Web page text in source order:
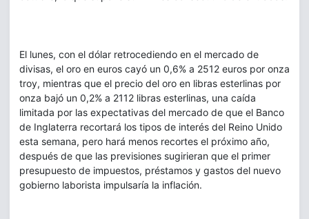
El lunes, con el dólar retrocediendo en el mercado de
divisas, el oro en euros cayó un 0,6% a 2512 euros por onza
troy, mientras que el precio del oro en libras esterlinas por
onza bajó un 0,2% a 2112 libras esterlinas, una caída
limitada por las expectativas del mercado de que el Banco
de Inglaterra recortará los tipos de interés del Reino Unido
esta semana, pero hará menos recortes el próximo año,
después de que las previsiones sugirieran que el primer
presupuesto de impuestos, préstamos y gastos del nuevo
gobierno laborista impulsaría la inflación.